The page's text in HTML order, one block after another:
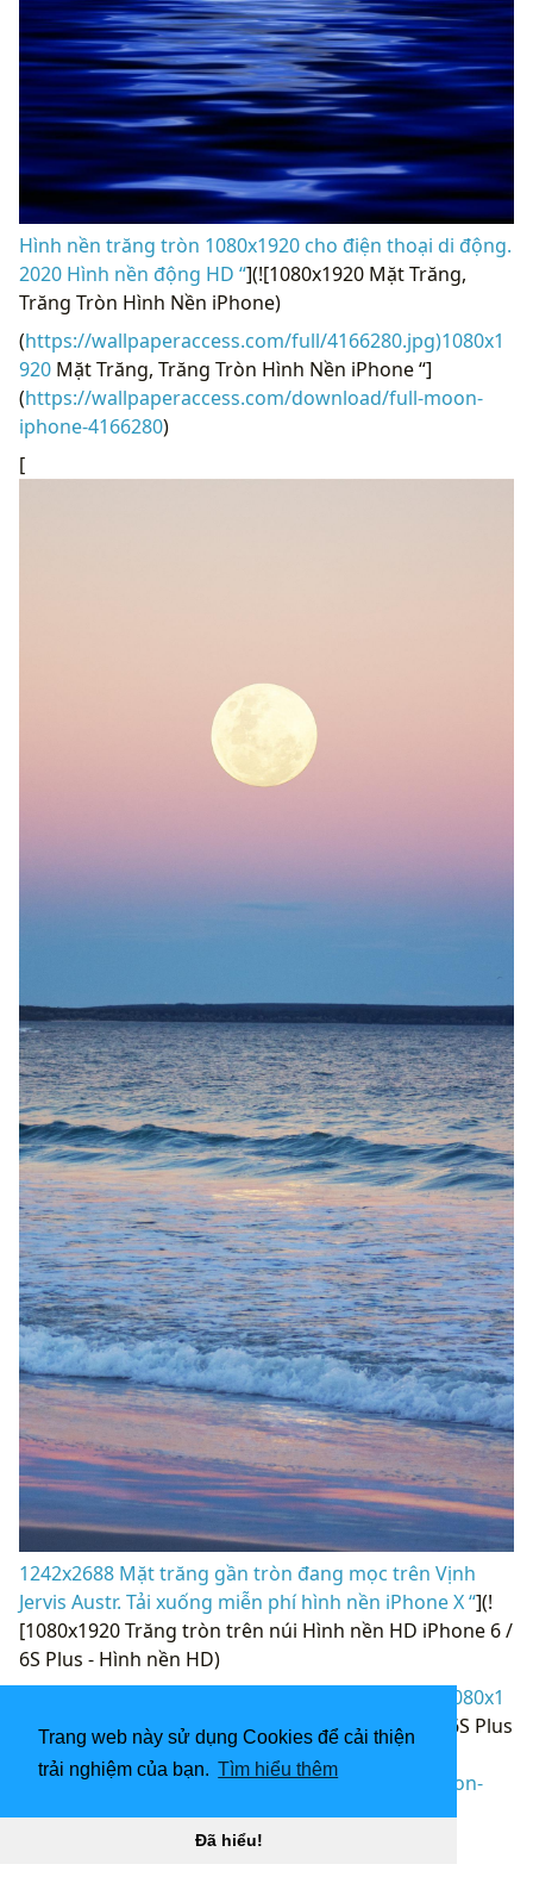
Trang web này sử dụng Cookies để cải thiện
trải nghiệm của bạn. Tìm hiểu thêm
Đã hiểu!
Hình nền trăng tròn 1080x1920 cho điện thoại di động.
2020 Hình nền động HD “](![1080x1920 Mặt Trăng,
Trăng Tròn Hình Nền iPhone)
(https://wallpaperaccess.com/full/4166280.jpg)1080x1
920 Mặt Trăng, Trăng Tròn Hình Nền iPhone “]
(https://wallpaperaccess.com/download/full-moon-
iphone-4166280)
[
1242x2688 Mặt trăng gần tròn đang mọc trên Vịnh
Jervis Austr. Tải xuống miễn phí hình nền iPhone X “](!
[1080x1920 Trăng tròn trên núi Hình nền HD iPhone 6 /
6S Plus - Hình nền HD)
https://wallpaperaccess.com/full/4166289.jpg)1080x1
920 Trăng tròn trên núi Hình nền HD iPhone 6 / 6S Plus
- Hình nền HD “]
https://wallpaperaccess.com/download/full-moon-
iphone-4166289)